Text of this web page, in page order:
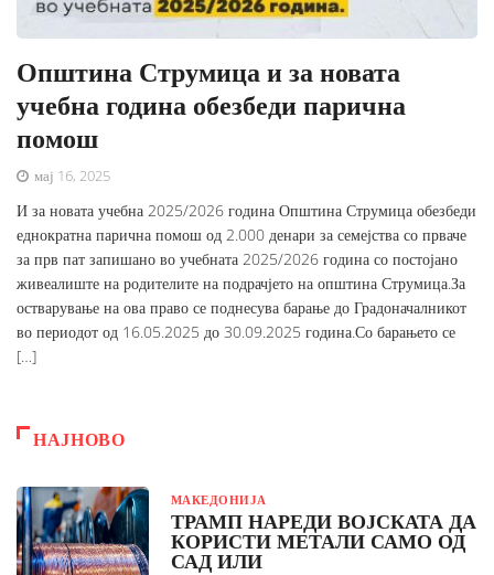
Општина Струмица и за новата
учебна година обезбеди парична
помош
мај 16, 2025
И за новата учебна 2025/2026 година Општина Струмица обезбеди
еднократна парична помош од 2.000 денари за семејства со прваче
за прв пат запишано во учебната 2025/2026 година со постојано
живеалиште на родителите на подрачјето на општина Струмица.За
остварување на ова право се поднесува барање до Градоначалникот
во периодот од 16.05.2025 до 30.09.2025 година.Со барањето се
[…]
НАЈНОВО
МАКЕДОНИЈА
ТРАМП НАРЕДИ ВОЈСКАТА ДА
КОРИСТИ МЕТАЛИ САМО ОД
САД ИЛИ